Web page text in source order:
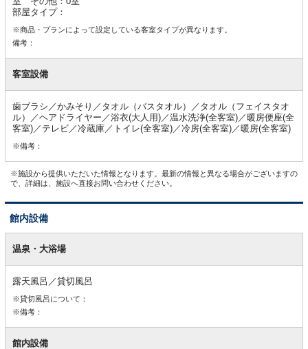
部屋タイプ：
※商品・プランによって設定している客室タイプが異なります。
備考：
客室設備
歯ブラシ／かみそり／タオル（バスタオル）／タオル（フェイスタオ
ル）／ヘアドライヤー／浴衣(大人用)／温水洗浄(全客室)／暖房便座(全
客室)／テレビ／冷蔵庫／トイレ(全客室)／冷房(全客室)／暖房(全客室)
※備考：
※施設から提供いただいた情報となります。最新の情報と異なる場合がございますの
で、詳細は、施設へ直接お問い合わせください。
館内設備
内温泉・大浴場
露天風呂／貸切風呂
※貸切風呂について：
※備考：
館内設備